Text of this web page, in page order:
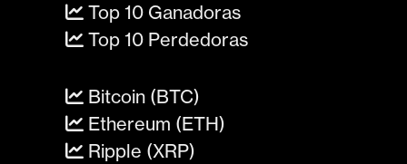
Top 10 Ganadoras
Top 10 Perdedoras
Bitcoin (BTC)
Ethereum (ETH)
Ripple (XRP)